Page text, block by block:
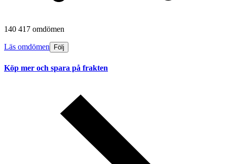
140 417 omdömen
Läs omdömen Följ
Köp mer och spara på frakten